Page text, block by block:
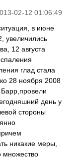
02-12 01:06:49
в июне
увеличились
12 августа
глад стала
28 ноября 2008
день у
стороны
никакие меры,
множество